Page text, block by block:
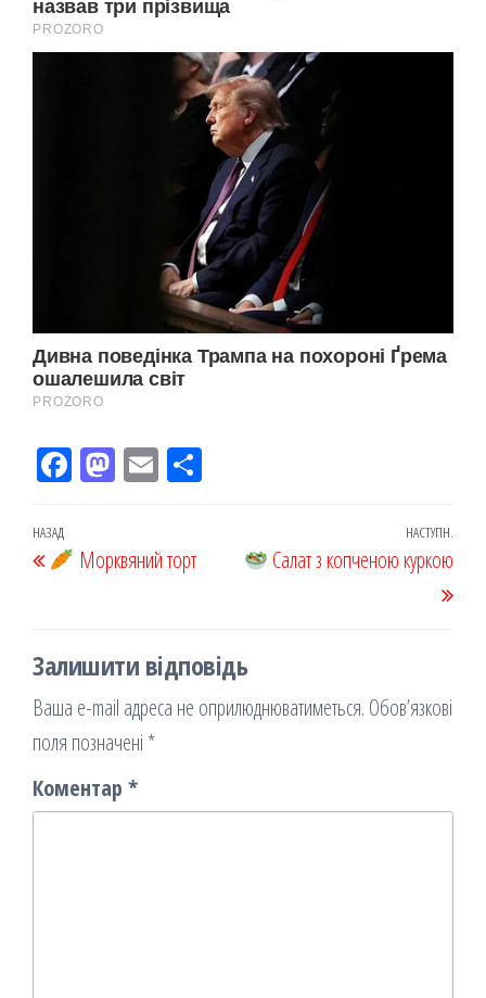
Fac
k
M
on
Em
Навігація
записів
Попередній
запис
НАЗАД
Морквяний торт
НАСТУПН.
Салат з копченою куркою
Залишити відповідь
Ваша e-mail адреса не оприлюднюватиметься. Обов’язкові
поля позначені *
Коментар *